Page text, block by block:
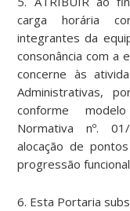
carga horária
integrantes da
consonância com a
concerne às
Administrativas,
conforme
Normativa nº.
alocação de
progressão
6. Esta Portaria